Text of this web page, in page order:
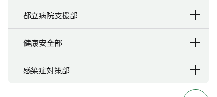
都立病院支援部
健康安全部
感染症対策部